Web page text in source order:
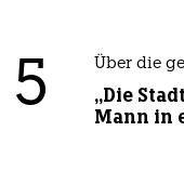
5 Über die
„Die
Mann in